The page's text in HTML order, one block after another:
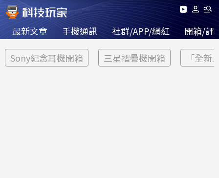
最新文章 手機通訊 社群/APP/網紅 開箱/評
Sony紀念耳機開箱 三星摺疊機開箱 「全新